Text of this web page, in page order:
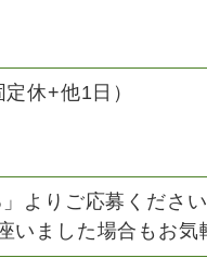
定休+他1日）
よりご応募ください
いました場合もお気